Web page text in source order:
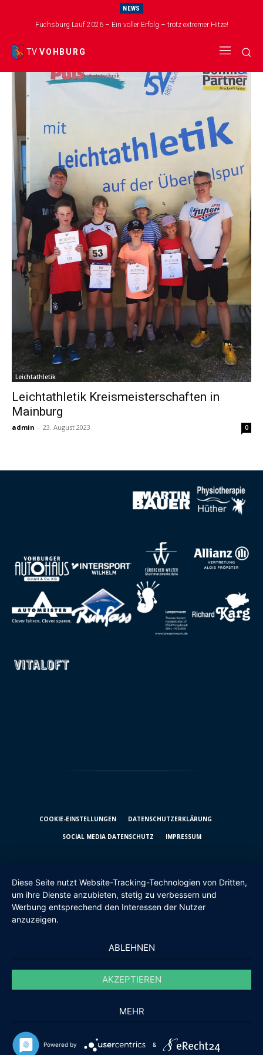
NEWS
Fuchsburg Lauf 2026 – Ein voller Erfolg – trotz extremer Hitze!
TV VOHBURG
Mainburg
Tag: Mainburg
Leichtathletik
Leichtathletik Kreismeisterschaften in
Mainburg
admin - 23. August 2023 0
COOKIE-EINSTELLUNGEN DATENSCHUTZ­ERKLÄRUNG
SOCIAL MEDIA DATENSCHUTZ IMPRESSUM
Diese Seite nutzt Website-Tracking-Technologien von Dritten,
um ihre Dienste anzubieten, stetig zu verbessern und
Werbung entsprechend den Interessen der Nutzer
anzuzeigen.
ABLEHNEN
AKZEPTIEREN
MEHR
Powered by &